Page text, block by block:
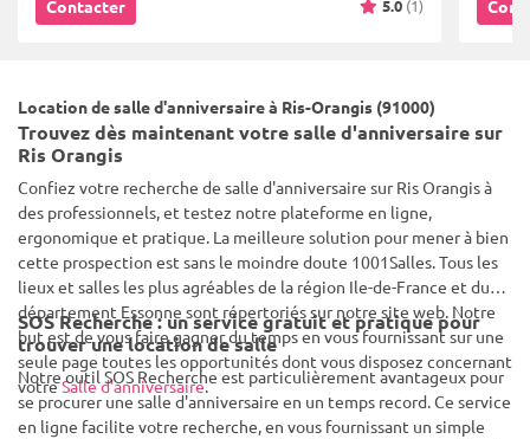
Contacter 5.0 (1)
Location de salle d'anniversaire à Ris-Orangis (91000)
Trouvez dès maintenant votre salle d'anniversaire sur
Ris Orangis
Confiez votre recherche de salle d'anniversaire sur Ris Orangis à
des professionnels, et testez notre plateforme en ligne,
ergonomique et pratique. La meilleure solution pour mener à bien
cette prospection est sans le moindre doute 1001Salles. Tous les
lieux et salles les plus agréables de la région Ile-de-France et du
département Essonne sont répertoriés sur notre site web. Notre
but est de vous faire gagner du temps en vous fournissant sur une
seule page toutes les opportunités dont vous disposez concernant
votreSalle d'anniversaire.
SOS Recherche : un service gratuit et pratique pour
trouver une location de salle
Notre outil SOS Recherche est particulièrement avantageux pour
se procurer une salle d'anniversaire en un temps record. Ce service
en ligne facilite votre recherche, en vous fournissant un simple